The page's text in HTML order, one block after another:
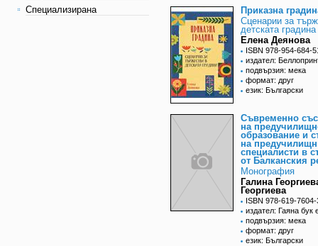
Специализирана
Приказна
Сценарии за
детската градина
Елена Деянова
ISBN 978-954-684-
издател:
подвързия: мека
формат: друг
език: Български
Съвременно
на
образование и
на
специалисти в
от Балканския
Монография
Галина
Георгиева
ISBN 978-619-
издател: Гаяна бук
подвързия: мека
формат: друг
език: Български